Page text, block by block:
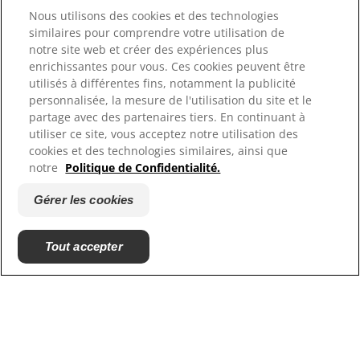
Carrières
*Étude menée auprès de 401 vétérinaires français en
Mai 2025. SIG : 95 %. Kynetec.
**Les visuels d'aliments sont utilisés à des fins
Nous utilisons des cookies et des technologies
similaires pour comprendre votre utilisation de
notre site web et créer des expériences plus
enrichissantes pour vous. Ces cookies peuvent être
utilisés à différentes fins, notamment la publicité
personnalisée, la mesure de l'utilisation du site et le
partage avec des partenaires tiers. En continuant à
utiliser ce site, vous acceptez notre utilisation des
cookies et des technologies similaires, ainsi que
notre Politique de Confidentialité.
Gérer les cookies
Tout accepter